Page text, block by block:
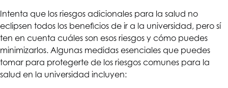
Intenta que los riesgos adicionales para la salud no
eclipsen todos los beneficios de ir a la universidad, pero sí
ten en cuenta cuáles son esos riesgos y cómo puedes
minimizarlos. Algunas medidas esenciales que puedes
tomar para protegerte de los riesgos comunes para la
salud en la universidad incluyen: